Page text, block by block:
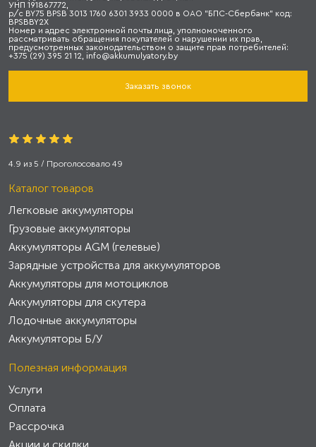
УНП 191867772,
р/с BY75 BPSB 3013 1760 6301 3933 0000 в ОАО "БПС-Сбербанк" код:
BPSBBY2X
Номер и адрес электронной почты лица, уполномоченного
рассматривать обращения покупателей о нарушении их прав,
предусмотренных законодательством о защите прав потребителей:
+375 (29) 395 21 12, info@akkumulyatory.by
Заказать звонок
4.9 из 5 / Проголосовало 49
Каталог товаров
Легковые аккумуляторы
Грузовые аккумуляторы
Аккумуляторы AGM (гелевые)
Зарядные устройства для аккумуляторов
Аккумуляторы для мотоциклов
Аккумуляторы для скутера
Лодочные аккумуляторы
Аккумуляторы Б/У
Полезная информация
Услуги
Оплата
Рассрочка